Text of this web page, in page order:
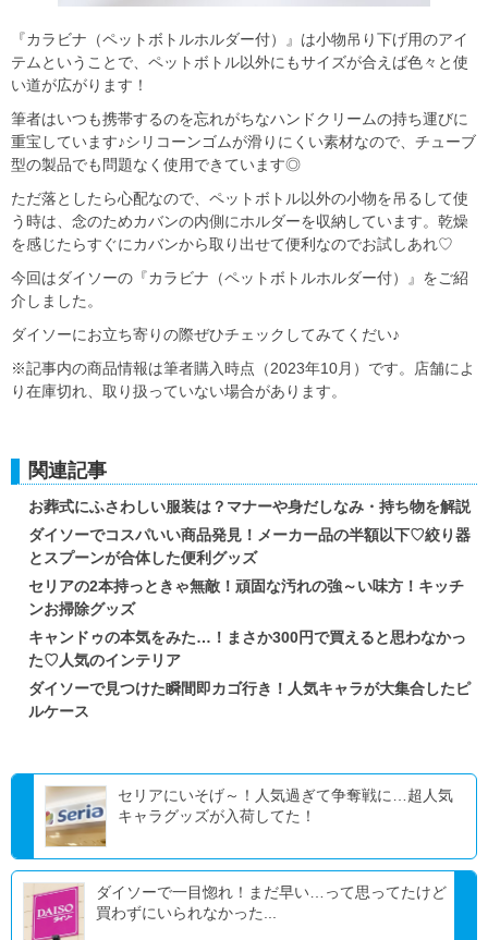
『カラビナ（ペットボトルホルダー付）』は小物吊り下げ用のアイ
テムということで、ペットボトル以外にもサイズが合えば色々と使
い道が広がります！
筆者はいつも携帯するのを忘れがちなハンドクリームの持ち運びに
重宝しています♪シリコーンゴムが滑りにくい素材なので、チューブ
型の製品でも問題なく使用できています◎
ただ落としたら心配なので、ペットボトル以外の小物を吊るして使
う時は、念のためカバンの内側にホルダーを収納しています。乾燥
を感じたらすぐにカバンから取り出せて便利なのでお試しあれ♡
今回はダイソーの『カラビナ（ペットボトルホルダー付）』をご紹
介しました。
ダイソーにお立ち寄りの際ぜひチェックしてみてくだい♪
※記事内の商品情報は筆者購入時点（2023年10月）です。店舗によ
り在庫切れ、取り扱っていない場合があります。
関連記事
お葬式にふさわしい服装は？マナーや身だしなみ・持ち物を解説
ダイソーでコスパいい商品発見！メーカー品の半額以下♡絞り器
とスプーンが合体した便利グッズ
セリアの2本持っときゃ無敵！頑固な汚れの強～い味方！キッチ
ンお掃除グッズ
キャンドゥの本気をみた…！まさか300円で買えると思わなかっ
た♡人気のインテリア
ダイソーで見つけた瞬間即カゴ行き！人気キャラが大集合したピ
ルケース
セリアにいそげ～！人気過ぎて争奪戦に…超人気
キャラグッズが入荷してた！
ダイソーで一目惚れ！まだ早い…って思ってたけど
買わずにいられなかった...